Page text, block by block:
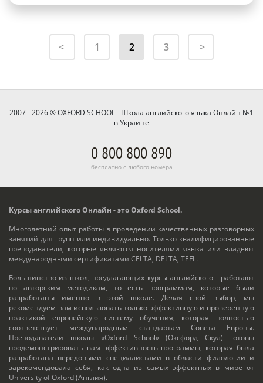
1 2 3
2007 - 2026 ® OXFORD SCHOOL - Школа английского языка Онлайн №1
в Украине
0 800 800 890
бесплатно с любого номера
Курсы английского Онлайн - это Oxford School.
Многолетний опыт работы в проведении качественных разговорных
занятий для групп или индивидуально. Только квалифицированные
преподаватели, которые являются носителями языка или владеют
международными сертификатами CELTA, DELTA, TEFL.
Большинство из школ, предлагающих курсы английского - работают
по авторским методикам, то есть программам, которые были
разработаны именно в этой школе. Делая свой выбор, мы
рекомендуем вам использовать только эффективную и проверенную
практикой европейскую систему обучения, которая полностью
соответствует международным стандартам Совета Европы.
Преподаватели школы «Oxford School» (Оксфорд Скул) готовы
продемонстрировать вам эффективность программы, которая была
разработана передовыми специалистами в области филологии и
зарекомендовала себя, как одна из самых эффектных в мире от
University of Oxford (Англия).